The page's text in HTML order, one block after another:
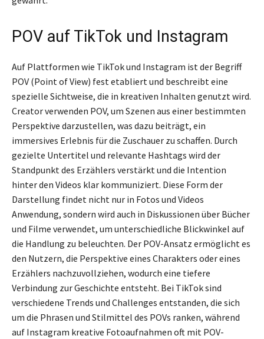
POV auf TikTok und Instagram
Auf Plattformen wie TikTok und Instagram ist der Begriff
POV (Point of View) fest etabliert und beschreibt eine
spezielle Sichtweise, die in kreativen Inhalten genutzt wird.
Creator verwenden POV, um Szenen aus einer bestimmten
Perspektive darzustellen, was dazu beiträgt, ein
immersives Erlebnis für die Zuschauer zu schaffen. Durch
gezielte Untertitel und relevante Hashtags wird der
Standpunkt des Erzählers verstärkt und die Intention
hinter den Videos klar kommuniziert. Diese Form der
Darstellung findet nicht nur in Fotos und Videos
Anwendung, sondern wird auch in Diskussionen über Bücher
und Filme verwendet, um unterschiedliche Blickwinkel auf
die Handlung zu beleuchten. Der POV-Ansatz ermöglicht es
den Nutzern, die Perspektive eines Charakters oder eines
Erzählers nachzuvollziehen, wodurch eine tiefere
Verbindung zur Geschichte entsteht. Bei TikTok sind
verschiedene Trends und Challenges entstanden, die sich
um die Phrasen und Stilmittel des POVs ranken, während
auf Instagram kreative Fotoaufnahmen oft mit POV-